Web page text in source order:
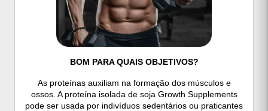
BOM PARA QUAIS OBJETIVOS?
As proteínas auxiliam na formação dos músculos e
ossos. A proteína isolada de soja Growth Supplements
pode ser usada por indivíduos sedentários ou praticantes